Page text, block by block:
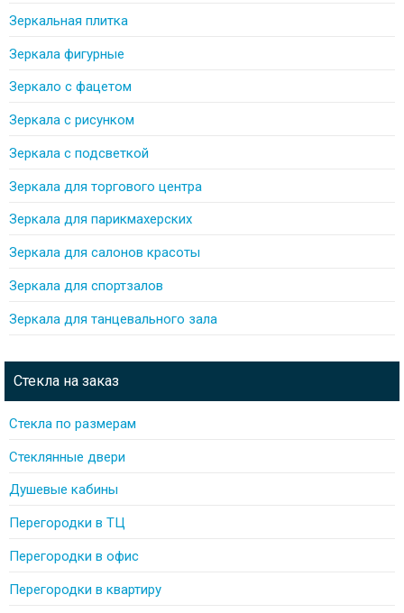
Зеркальная плитка
Зеркала фигурные
Зеркало с фацетом
Зеркала с рисунком
Зеркала с подсветкой
Зеркала для торгового центра
Зеркала для парикмахерских
Зеркала для салонов красоты
Зеркала для спортзалов
Зеркала для танцевального зала
Стекла на заказ
Стекла по размерам
Стеклянные двери
Душевые кабины
Перегородки в ТЦ
Перегородки в офис
Перегородки в квартиру